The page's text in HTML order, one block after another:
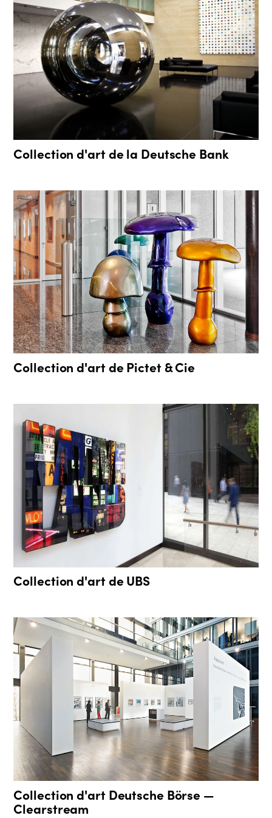
Collection d'art de la Deutsche Bank
Collection d'art de Pictet & Cie
Collection d'art de UBS
Collection d'art Deutsche Börse —
Clearstream